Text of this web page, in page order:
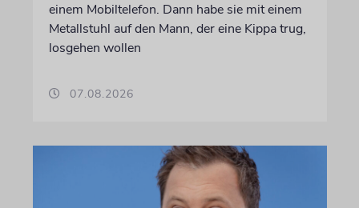
einem Mobiltelefon. Dann habe sie mit einem
Metallstuhl auf den Mann, der eine Kippa trug,
losgehen wollen
07.08.2026